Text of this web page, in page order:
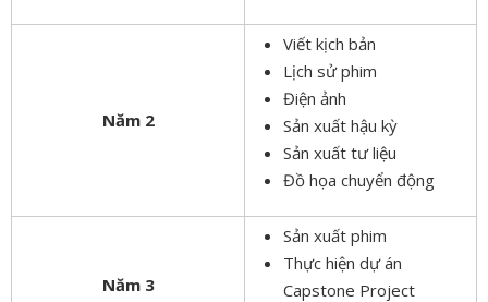
Năm 2
Viết kịch bản
Lịch sử phim
Điện ảnh
Sản xuất hậu kỳ
Sản xuất tư liệu
Đồ họa chuyển động
Năm 3
Sản xuất phim
Thực hiện dự án
Capstone Project